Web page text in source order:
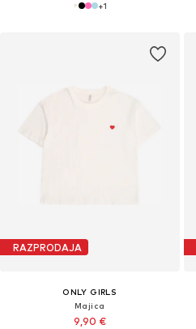
+1
RAZPRODAJA
ONLY GIRLS
Majica
9,90 €